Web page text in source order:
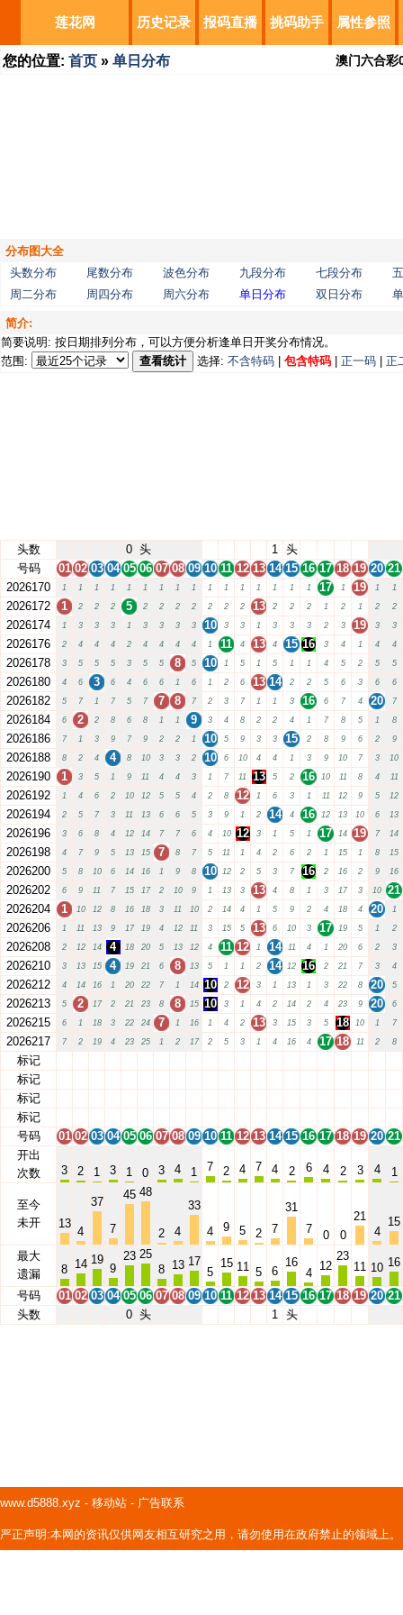
莲花网 历史记录 报码直播 挑码助手 属性参照
您的位置: 首页 » 单日分布 澳门六合彩
分布图大全
头数分布
尾数分布 波色分布 九段分布 七段分布
周二分布
周四分布 周六分布 单日分布 双日分布
简介:
简要说明: 按日期排列分布，可以方便分析逢单日开奖分布情况。
范围:
查看统计 选择: 不含特码 包含特码 正一码 正
头数 0 头 1 头
号码
01 02 03 04 05 06 07 08 09 10 11 12 13 14 15 16 17 18 19 20 21
2026170
1 1 1 1 1 1 1 1 1 1 1 1 1 1 1 1 17 1 19 1 1
2026172 1 2 2 2 5 2 2 2 2 2 2 2 13 2 2 2 1 2 1 2 2
2026174 1 3 3 3 1 3 3 3 3 10 3 3 1 3 3 3 2 3 19 3 3
2026176 2 4 4 4 2 4 4 4 4 1 11 4 13 4 15 16 3 4 1 4 4
2026178 3 5 5 5 3 5 5 8 5 10 1 5 1 5 1 1 4 5 2 5 5
2026180 4 6 3 6 4 6 6 1 6 1 2 6 13 14 2 2 5 6 3 6 6
2026182 5 7 1 7 5 7 7 8 7 2 3 7 1 1 3 16 6 7 4 20 7
2026184 6 2 2 8 6 8 1 1 9 3 4 8 2 2 4 1 7 8 5 1 8
2026186 7 1 3 9 7 9 2 2 1 10 5 9 3 3 15 2 8 9 6 2 9
2026188 8 2 4 4 8 10 3 3 2 10 6 10 4 4 1 3 9 10 7 3 10
2026190 1 3 5 1 9 11 4 4 3 1 7 11 13 5 2 16 10 11 8 4 11
2026192 1 4 6 2 10 12 5 5 4 2 8 12 1 6 3 1 11 12 9 5 12
2026194 2 5 7 3 11 13 6 6 5 3 9 1 2 14 4 16 12 13 10 6 13
2026196 3 6 8 4 12 14 7 7 6 4 10 12 3 1 5 1 17 14 19 7 14
2026198 4 7 9 5 13 15 7 8 7 5 11 1 4 2 6 2 1 15 1 8 15
2026200 5 8 10 6 14 16 1 9 8 10 12 2 5 3 7 16 2 16 2 9 16
2026202 6 9 11 7 15 17 2 10 9 1 13 3 13 4 8 1 3 17 3 10
21
2026204
1 10 12 8 16 18 3 11 10 2 14 4 1 5 9 2 4 18 4 20 1
2026206 1 11 13 9 17 19 4 12 11 3 15 5 13 6 10 3 17 19 5 1 2
2026208 2 12 14 4 18 20 5 13 12 4 11 12 1 14 11 4 1 20 6 2 3
2026210 3 13 15 4 19 21 6 8 13 5 1 1 2 14 12 16 2 21 7 3 4
2026212 4 14 16 1 20 22 7 1 14 10 2 12 3 1 13 1 3 22 8 20 5
2026213 5 2 17 2 21 23 8 8 15 10 3 1 4 2 14 2 4 23 9 20 6
2026215 6 1 18 3 22 24 7 1 16 1 4 2 13 3 15 3 5 18 10 1 7
2026217 7 2 19 4 23 25 1 2 17 2 5 3 1 4 16 4 17 18 11 2 8
标记
标记
标记
标记
号码
01 02 03 04 05 06 07 08 09 10 11 12 13 14 15 16 17 18 19 20 21
开出
次数
3 2 1 3 1 0 3 4 1 7 2 4 7 4 2 6 4 2 3 4 1
至今
未开
13
4
37
7
45 48
2 4
33
4
9 5 2 7
31
7
0 0
21
4
15
最大
遗漏
8 14 19
9
23 25
8 13 17
5
15 11 5 6
16
4
12
23
11 10 16
号码 01 02 03 04 05 06 07 08 09 10 11 12 13 14 15 16 17 18 19 20 21
头数
0 头 1 头
www.d5888.xyz - 移动站 - 广告联系
严正声明:本网的资讯仅供网友相互研究之用，请勿使用在政府禁止的领域上。